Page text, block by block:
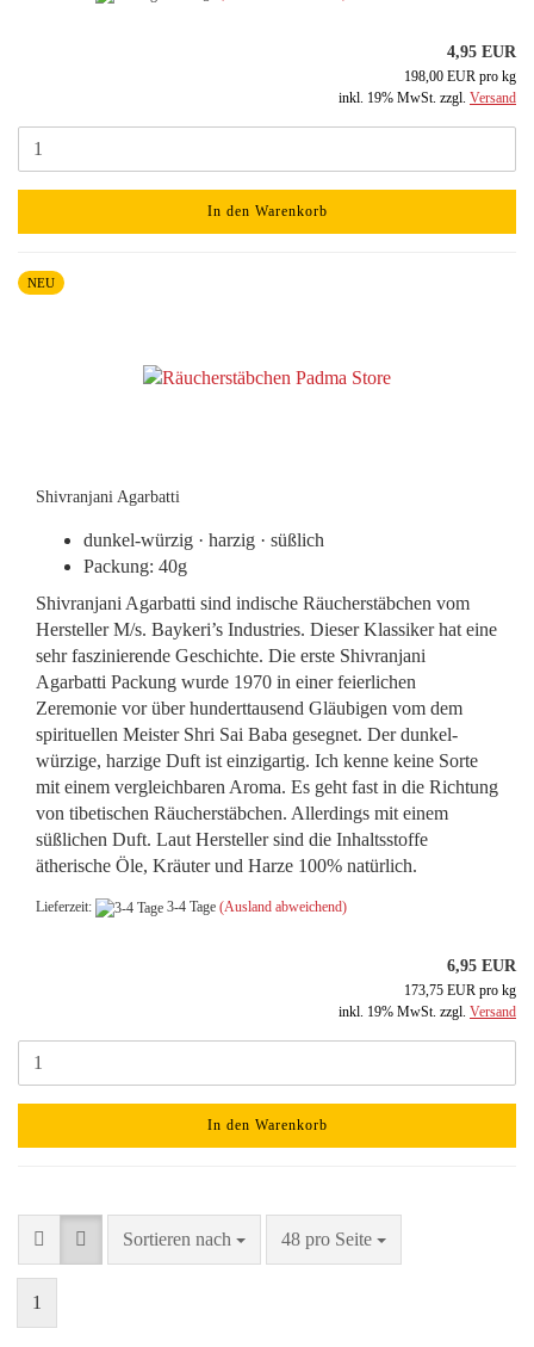
4,95 EUR
198,00 EUR pro kg
inkl. 19% MwSt. zzgl. Versand
In den Warenkorb
NEU
Shivranjani Agarbatti
dunkel-würzig · harzig · süßlich
Packung: 40g
Shivranjani Agarbatti sind indische Räucherstäbchen vom
Hersteller M/s. Baykeri’s Industries. Dieser Klassiker hat eine
sehr faszinierende Geschichte. Die erste Shivranjani
Agarbatti Packung wurde 1970 in einer feierlichen
Zeremonie vor über hunderttausend Gläubigen vom dem
spirituellen Meister Shri Sai Baba gesegnet. Der dunkel-
würzige, harzige Duft ist einzigartig. Ich kenne keine Sorte
mit einem vergleichbaren Aroma. Es geht fast in die Richtung
von tibetischen Räucherstäbchen. Allerdings mit einem
süßlichen Duft. Laut Hersteller sind die Inhaltsstoffe
ätherische Öle, Kräuter und Harze 100% natürlich.
Lieferzeit: 3-4 Tage (Ausland abweichend)
6,95 EUR
173,75 EUR pro kg
inkl. 19% MwSt. zzgl. Versand
In den Warenkorb
Sortieren nach
Sortieren nach 48 pro Seite
pro Seite
1